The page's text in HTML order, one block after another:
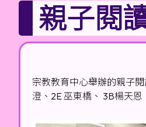
親子閱
宗教教育中心舉辦的親子
澄、2E 巫東橋、 3B楊天